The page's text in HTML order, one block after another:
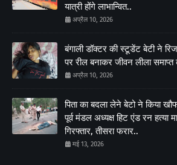
यात्री होंगे लाभान्वित..
अप्रैल 10, 2026
बंगाली डॉक्टर की स्टूडेंट बेटी ने
पर रील बनाकर जीवन लीला
अप्रैल 10, 2026
पिता का बदला लेने बेटो ने किया
पूर्व मंडल अध्यक्ष हिट एंड रन हत्या
गिरफ्तार, तीसरा फरार..
मई 13, 2026